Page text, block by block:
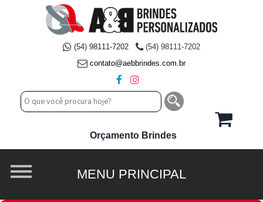
(54) 98111-7202
(54) 98111-7202
contato@aebbrindes.com.br
Orçamento Brindes